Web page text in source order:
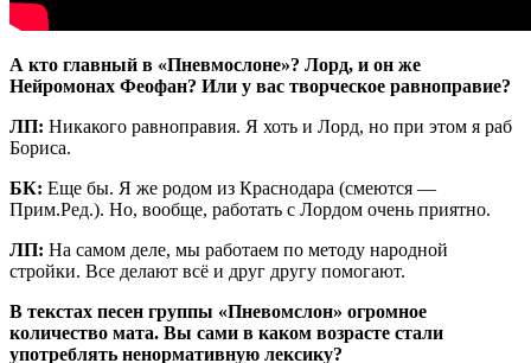
А кто главный в «Пневмослоне»? Лорд, и он же
Нейромонах Феофан? Или у вас творческое равноправие?
ЛП: Никакого равноправия. Я хоть и Лорд, но при этом я раб
Бориса.
БК: Еще бы. Я же родом из Краснодара (смеются —
Прим.Ред.). Но, вообще, работать с Лордом очень приятно.
ЛП: На самом деле, мы работаем по методу народной
стройки. Все делают всё и друг другу помогают.
В текстах песен группы «Пневомслон» огромное
количество мата. Вы сами в каком возрасте стали
употреблять ненормативную лексику?